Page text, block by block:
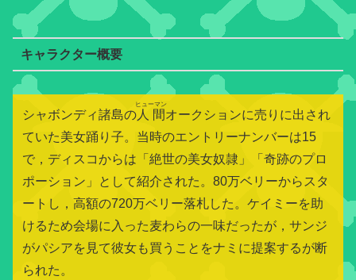
キャラクター概要
シャボンディ諸島の 人間
ヒューマン
オークションに売りに出され
ていた美女踊り子。当時のエントリーナンバーは15
で，ディスコからは「絶世の美女奴隷」「奇跡のプロ
ポーション」として紹介された。80万ベリーからスタ
ートし，高額の720万ベリー落札した。ケイミーを助
けるため会場に入った麦わらの一味だったが，サンジ
がパシアを見て彼女も買うことをナミに提案するが断
られた。